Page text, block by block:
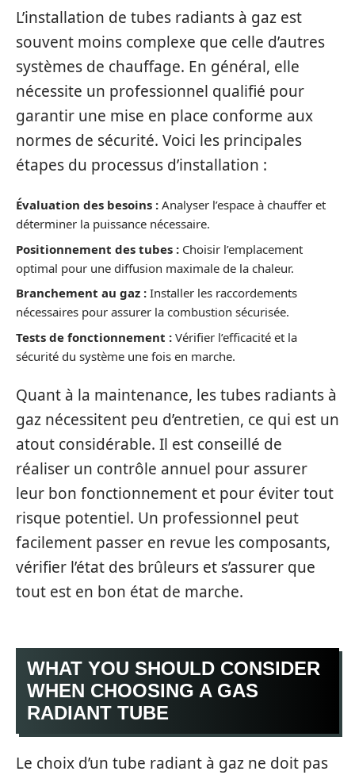
L’installation de tubes radiants à gaz est
souvent moins complexe que celle d’autres
systèmes de chauffage. En général, elle
nécessite un professionnel qualifié pour
garantir une mise en place conforme aux
normes de sécurité. Voici les principales
étapes du processus d’installation :
Évaluation des besoins : Analyser l’espace à chauffer et
déterminer la puissance nécessaire.
Positionnement des tubes : Choisir l’emplacement
optimal pour une diffusion maximale de la chaleur.
Branchement au gaz : Installer les raccordements
nécessaires pour assurer la combustion sécurisée.
Tests de fonctionnement : Vérifier l’efficacité et la
sécurité du système une fois en marche.
Quant à la maintenance, les tubes radiants à
gaz nécessitent peu d’entretien, ce qui est un
atout considérable. Il est conseillé de
réaliser un contrôle annuel pour assurer
leur bon fonctionnement et pour éviter tout
risque potentiel. Un professionnel peut
facilement passer en revue les composants,
vérifier l’état des brûleurs et s’assurer que
tout est en bon état de marche.
WHAT YOU SHOULD CONSIDER
WHEN CHOOSING A GAS
RADIANT TUBE
Le choix d’un tube radiant à gaz ne doit pas